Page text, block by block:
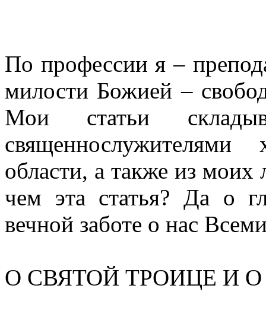
По профессии я –
милости Божией –
Мои статьи
области, а также из
чем эта статья? Да о
вечной заботе о нас
О СВЯТОЙ ТРОИЦЕ И